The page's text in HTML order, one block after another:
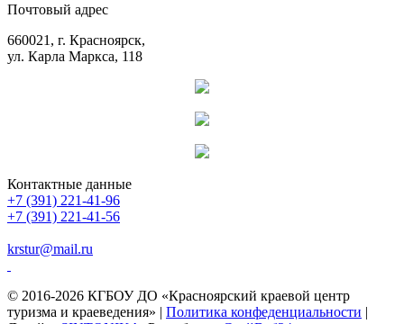
Почтовый адрес
660021, г. Красноярск,
ул. Карла Маркса, 118
Контактные данные
+7 (391) 221-41-96
+7 (391) 221-41-56
krstur@mail.ru
© 2016-2026 КГБОУ ДО «Красноярский краевой центр
туризма и краеведения» | Политика конфеденциальности |